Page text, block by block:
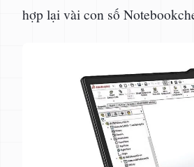
hợp lại vài con số